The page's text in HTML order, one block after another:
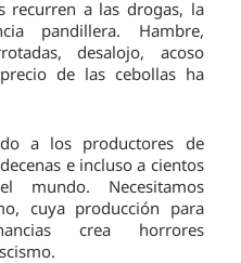
recurren a las drogas, la
pandillera. Hambre,
desalojo, acoso
de las cebollas ha
a los productores de
e incluso a cientos
Necesitamos
cuya producción para
crea horrores